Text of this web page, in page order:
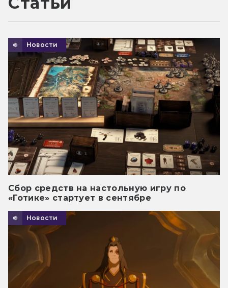
Новости
Сбор средств на настольную игру по
«Готике» стартует в сентябре
Новости